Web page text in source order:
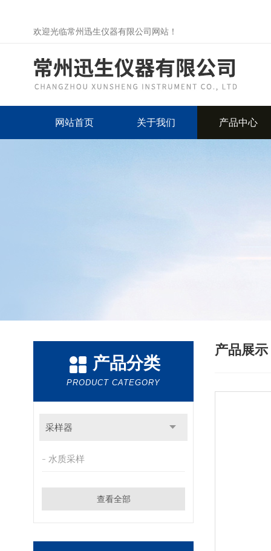
欢迎光临常州迅生仪器有限公司网站！
网站首页 关于我们 产品中心
产品分类
PRODUCT CATEGORY
采样器
水质采样
查看全部
产品展示